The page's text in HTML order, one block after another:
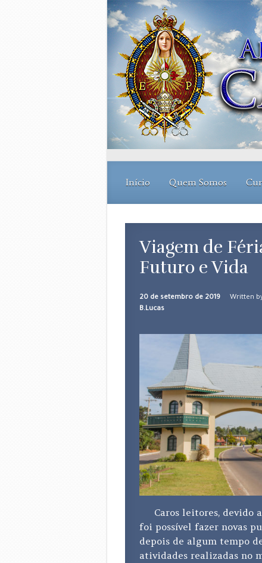
Início Quem Somos
Viagem de
Futuro e Vida
20 de setembro de 2019
Written
B.Lucas
Caros leitores, devido a
foi possível fazer novas
depois de algum tempo
atividades realizadas no